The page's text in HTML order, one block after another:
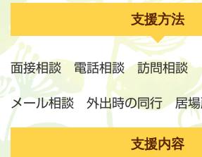
支援方法
面接相談 電話相談 訪問相談
メール相談 外出時の同行 居場
支援内容